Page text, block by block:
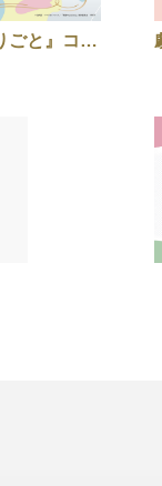
TVアニメ『薬屋のひとりごと』コラボ